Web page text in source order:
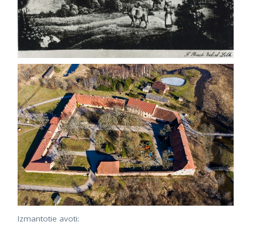
Izmantotie avoti: